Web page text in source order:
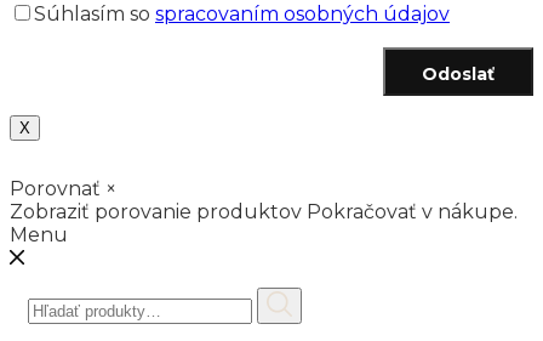
Súhlasím so spracovaním osobných údajov
Odoslať
X
Porovnať ×
Zobraziť porovanie produktov Pokračovať v nákupe.
Menu
Hľadať: